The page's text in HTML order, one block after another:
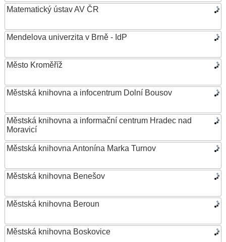
Matematický ústav AV ČR
Mendelova univerzita v Brně - IdP
Město Kroměříž
Městská knihovna a infocentrum Dolní Bousov
Městská knihovna a informační centrum Hradec nad
Moravicí
Městská knihovna Antonína Marka Turnov
Městská knihovna Benešov
Městská knihovna Beroun
Městská knihovna Boskovice